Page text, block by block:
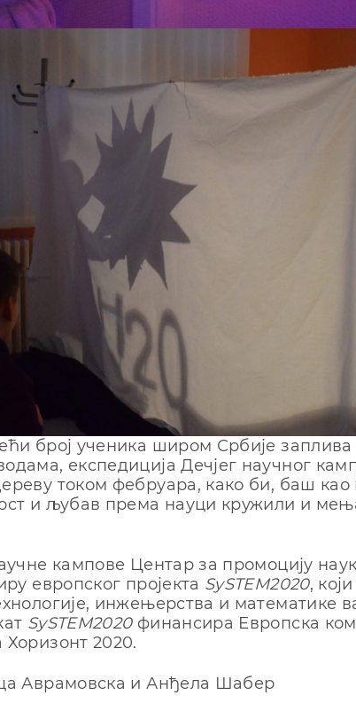
број ученика широм Србије заплива
експедиција Дечјег научног
током фебруара, како би, баш као
и љубав према науци кружили и
кампове Центар за промоцију
европског пројекта SySTEM2020,
инжењерства и математике
SySTEM2020финансира Европска
2020.
Аврамовска и Анђела Шабер